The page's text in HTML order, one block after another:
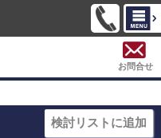
お問合せ
検討リストに追加